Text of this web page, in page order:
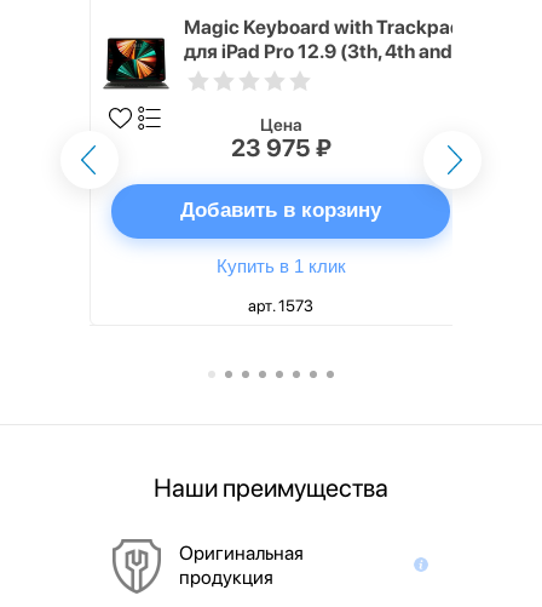
Magic Keyboard with Trackpad
для iPad Pro 12.9 (3th, 4th and
5th generation) русская,
Цена
23 975 ₽
Добавить в корзину
Купить в 1 клик
арт. 1573
Наши преимущества
Оригинальная
продукция